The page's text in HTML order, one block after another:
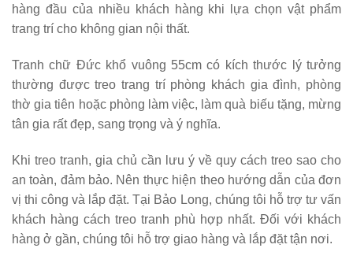
hàng đầu của nhiều khách hàng khi lựa chọn vật phẩm
trang trí cho không gian nội thất.
Tranh chữ Đức khổ vuông 55cm có kích thước lý tưởng
thường được treo trang trí phòng khách gia đình, phòng
thờ gia tiên hoặc phòng làm việc, làm quà biếu tặng, mừng
tân gia rất đẹp, sang trọng và ý nghĩa.
Khi treo tranh, gia chủ cần lưu ý về quy cách treo sao cho
an toàn, đảm bảo. Nên thực hiện theo hướng dẫn của đơn
vị thi công và lắp đặt. Tại Bảo Long, chúng tôi hỗ trợ tư vấn
khách hàng cách treo tranh phù hợp nhất. Đối với khách
hàng ở gần, chúng tôi hỗ trợ giao hàng và lắp đặt tận nơi.